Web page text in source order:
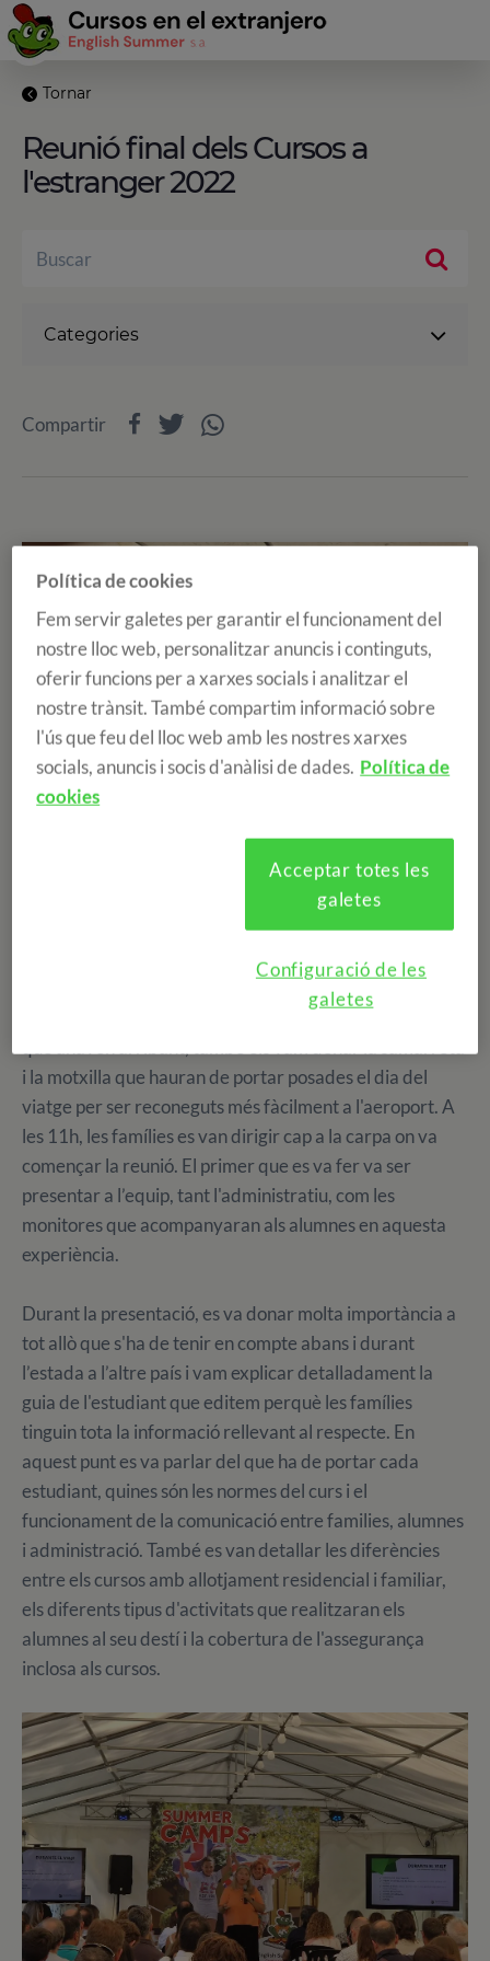
Tornar
Reunió final dels Cursos a
l'estranger 2022
El passat dissabte 28 de maig vam fer la reunió final dels
Finca de Tamarit
. La
jornada va començar a les 10:30h amb l’entrega de
documentació als alumnes apuntats enguany a mesura
i la motxilla que hauran de portar posades el dia del
viatge per ser reconeguts més fàcilment a l'aeroport. A
les 11h, les famílies es van dirigir cap a la carpa on va
començar la reunió. El primer que es va fer va ser
presentar a l’equip, tant l'administratiu, com les
monitores que acompanyaran als alumnes en aquesta
experiència.
Durant la presentació, es va donar molta importància a
tot allò que s'ha de tenir en compte abans i durant
l’estada a l’altre país i vam explicar detalladament la
guia de l'estudiant que editem perquè les famílies
tinguin tota la informació rellevant al respecte. En
aquest punt es va parlar del que ha de portar cada
estudiant, quines són les normes del curs i el
funcionament de la comunicació entre families, alumnes
i administració. També es van detallar les diferències
entre els cursos amb allotjament residencial i familiar,
els diferents tipus d'activitats que realitzaran els
alumnes al seu destí i la cobertura de l'assegurança
inclosa als cursos.
Categories
Compartir
Política de cookies
Fem servir galetes per garantir el funcionament del
nostre lloc web, personalitzar anuncis i continguts,
oferir funcions per a xarxes socials i analitzar el
nostre trànsit. També compartim informació sobre
l'ús que feu del lloc web amb les nostres xarxes
socials, anuncis i socis d'anàlisi de dades. Política de
cookies
Acceptar totes les
galetes
Configuració de les
galetes